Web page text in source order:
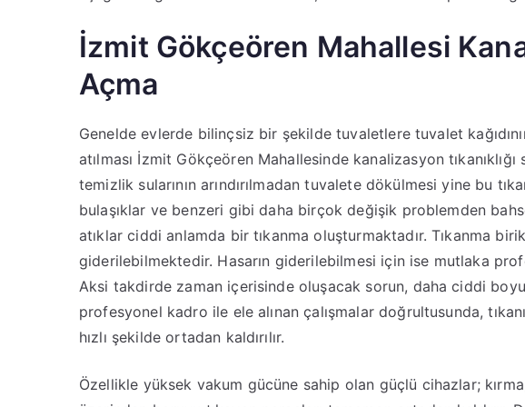
İzmit Gökçeören Mahallesi
Açma
Genelde evlerde bilinçsiz bir şekilde tuvaletlere tuvalet
atılması İzmit Gökçeören Mahallesinde kanalizasyon
temizlik sularının arındırılmadan tuvalete dökülmesi yine bu
bulaşıklar ve benzeri gibi daha birçok değişik problemden
atıklar ciddi anlamda bir tıkanma oluşturmaktadır. Tıkanma
giderilebilmektedir. Hasarın giderilebilmesi için ise mutlaka
Aksi takdirde zaman içerisinde oluşacak sorun, daha ciddi
profesyonel kadro ile ele alınan çalışmalar doğrultusunda,
hızlı şekilde ortadan kaldırılır.
Özellikle yüksek vakum gücüne sahip olan güçlü cihazlar;